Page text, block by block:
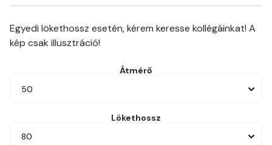
Egyedi lökethossz esetén, kérem keresse kollégáinkat! A
kép csak illusztráció!
Átmérő
50
Lökethossz
80